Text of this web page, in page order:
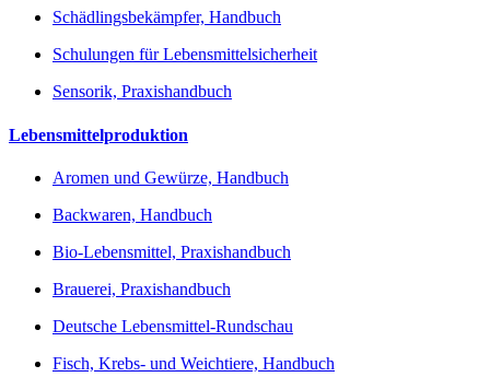
Schädlingsbekämpfer, Handbuch
Schulungen für Lebensmittelsicherheit
Sensorik, Praxishandbuch
Lebensmittelproduktion
Aromen und Gewürze, Handbuch
Backwaren, Handbuch
Bio-Lebensmittel, Praxishandbuch
Brauerei, Praxishandbuch
Deutsche Lebensmittel-Rundschau
Fisch, Krebs- und Weichtiere, Handbuch